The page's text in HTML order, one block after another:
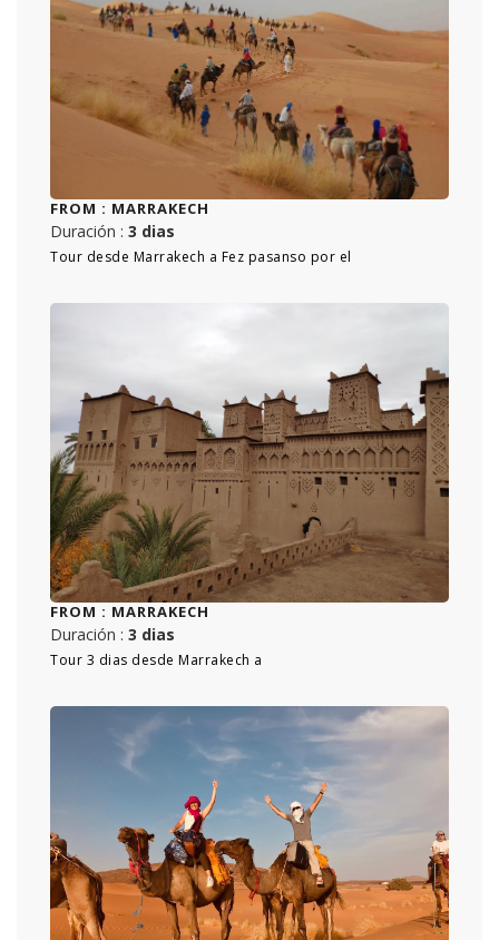
FROM : MARRAKECH
Duración : 3 dias
Tour desde Marrakech a Fez pasanso por el
FROM : MARRAKECH
Duración : 3 dias
Tour 3 dias desde Marrakech a